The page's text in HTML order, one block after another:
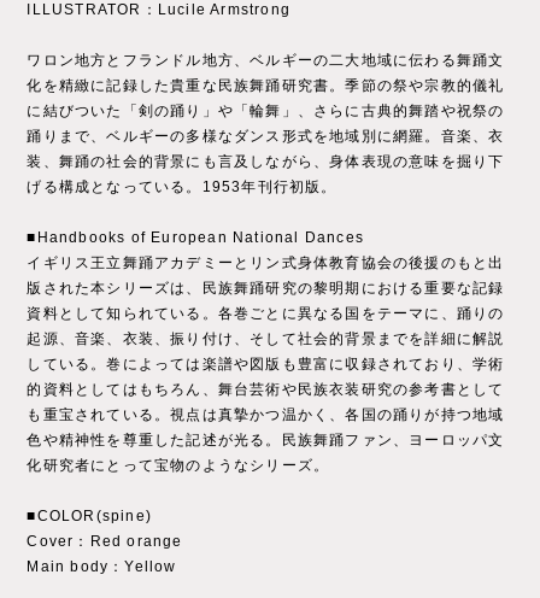
ILLUSTRATOR：Lucile Armstrong
ワロン地方とフランドル地方、ベルギーの二大地域に伝わる舞踊文
化を精緻に記録した貴重な民族舞踊研究書。季節の祭や宗教的儀礼
に結びついた「剣の踊り」や「輪舞」、さらに古典的舞踏や祝祭の
踊りまで、ベルギーの多様なダンス形式を地域別に網羅。音楽、衣
装、舞踊の社会的背景にも言及しながら、身体表現の意味を掘り下
げる構成となっている。1953年刊行初版。
■Handbooks of European National Dances
イギリス王立舞踊アカデミーとリン式身体教育協会の後援のもと出
版された本シリーズは、民族舞踊研究の黎明期における重要な記録
資料として知られている。各巻ごとに異なる国をテーマに、踊りの
起源、音楽、衣装、振り付け、そして社会的背景までを詳細に解説
している。巻によっては楽譜や図版も豊富に収録されており、学術
的資料としてはもちろん、舞台芸術や民族衣装研究の参考書として
も重宝されている。視点は真摯かつ温かく、各国の踊りが持つ地域
色や精神性を尊重した記述が光る。民族舞踊ファン、ヨーロッパ文
化研究者にとって宝物のようなシリーズ。
■COLOR(spine)
Cover：Red orange
Main body：Yellow